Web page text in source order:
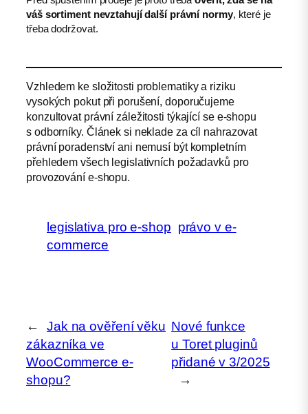
váš sortiment nevztahují další právní normy, které je
třeba dodržovat.
Vzhledem ke složitosti problematiky a riziku
vysokých pokut při porušení, doporučujeme
konzultovat právní záležitosti týkající se e-shopu
s odborníky. Článek si neklade za cíl nahrazovat
právní poradenství ani nemusí být kompletním
přehledem všech legislativních požadavků pro
provozování e-shopu.
legislativa pro e-shop právo v e-
commerce
←
Jak na ověření věku
zákazníka ve
WooCommerce e-
shopu?
Nové funkce
u Toret pluginů
přidané v 3/2025
→